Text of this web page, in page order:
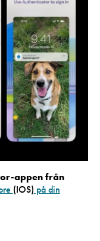
appen från
(IOS) på din